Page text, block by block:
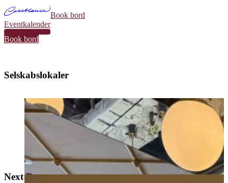
Book bord
Eventkalender
34
Book bord
Selskabslokaler
Next Door